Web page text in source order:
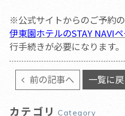
※公式サイトからのご予約の
伊東園ホテルのSTAY NAVI
行手続きが必要になります。
前の記事へ 一覧に
カテゴリ Category